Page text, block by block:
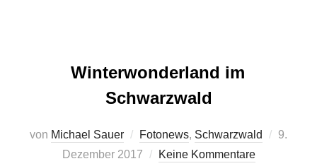
Winterwonderland im
Schwarzwald
von Michael Sauer Fotonews, Schwarzwald
9.
Dezember 2017
Keine Kommentare